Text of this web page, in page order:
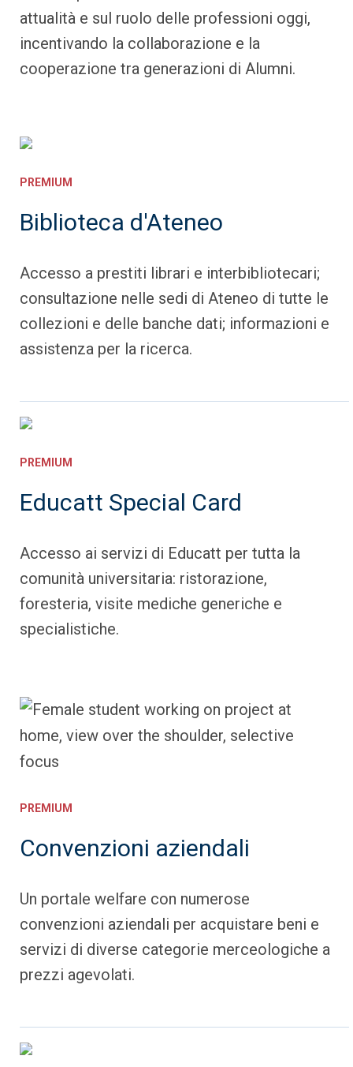
attualità e sul ruolo delle professioni oggi,
incentivando la collaborazione e la
cooperazione tra generazioni di Alumni.
PREMIUM
Biblioteca d'Ateneo
Accesso a prestiti librari e interbibliotecari;
consultazione nelle sedi di Ateneo di tutte le
collezioni e delle banche dati; informazioni e
assistenza per la ricerca.
PREMIUM
Educatt Special Card
Accesso ai servizi di Educatt per tutta la
comunità universitaria: ristorazione,
foresteria, visite mediche generiche e
specialistiche.
PREMIUM
Convenzioni aziendali
Un portale welfare con numerose
convenzioni aziendali per acquistare beni e
servizi di diverse categorie merceologiche a
prezzi agevolati.